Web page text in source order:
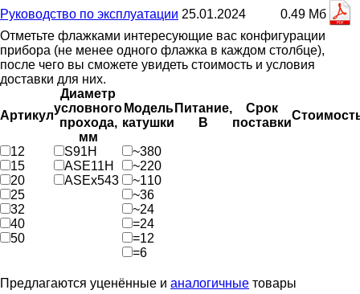
Руководство по эксплуатации 25.01.2024
0.49 Мб
Отметьте флажками интересующие вас конфигурации
прибора (не менее одного флажка в каждом столбце),
после чего вы сможете увидеть стоимость и условия
доставки для них.
Артикул
Диаметр
условного
прохода,
мм
Модель
катушки
Питание,
В
Срок
поставки
12
15
20
25
32
40
50
S91H
ASE11H
ASEx543
~380
~220
~110
~36
~24
=24
=12
=6
Предлагаются уценённые и аналогичные товары